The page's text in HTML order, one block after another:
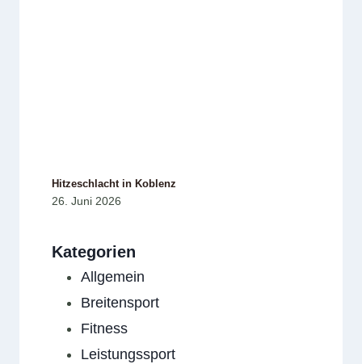
Hitzeschlacht in Koblenz
26. Juni 2026
Kategorien
Allgemein
Breitensport
Fitness
Leistungssport